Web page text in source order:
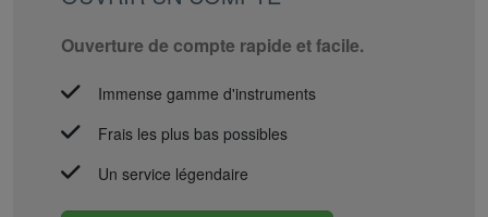
Ouverture de compte rapide et facile.
Immense gamme d'instruments
Frais les plus bas possibles
Un service légendaire